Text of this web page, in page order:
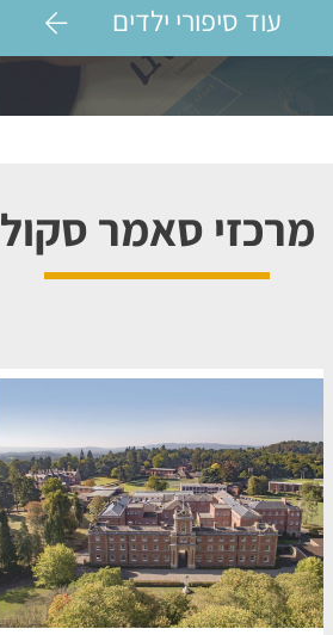
עוד סיפורי ילדים
מרכזי סאמר סקול